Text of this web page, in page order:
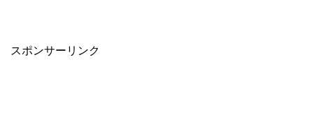
スポンサーリンク